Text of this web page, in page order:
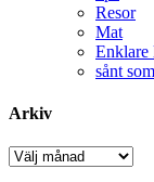
Resor
Mat
Enklare
sånt
Arkiv
Arkiv